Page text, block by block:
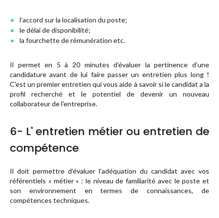
l’accord sur la localisation du poste;
le délai de disponibilité;
la fourchette de rémunération etc.
Il permet en 5 à 20 minutes d’évaluer la pertinence d’une
candidature avant de lui faire passer un entretien plus long !
C'est un premier entretien qui vous aide à savoir si le candidat a la
profil recherché et le potentiel de devenir un nouveau
collaborateur de l'entreprise.
6- L' entretien métier ou entretien de
compétence
Il doit permettre d’évaluer l’adéquation du candidat avec vos
référentiels « métier » : le niveau de familiarité avec le poste et
son environnement en termes de connaissances, de
compétences techniques.